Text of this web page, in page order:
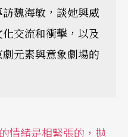
魏海敏，談她與威
交流和衝擊，以及
元素與意象劇場的
情緒是相緊張的，拋